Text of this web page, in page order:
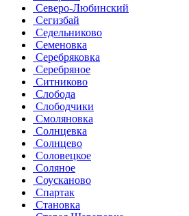
Северо-Любинский
Сегизбай
Седельниково
Семеновка
Серебряковка
Серебряное
Ситниково
Слобода
Слободчики
Смоляновка
Солнцевка
Солнцево
Соловецкое
Соляное
Соусканово
Спартак
Становка